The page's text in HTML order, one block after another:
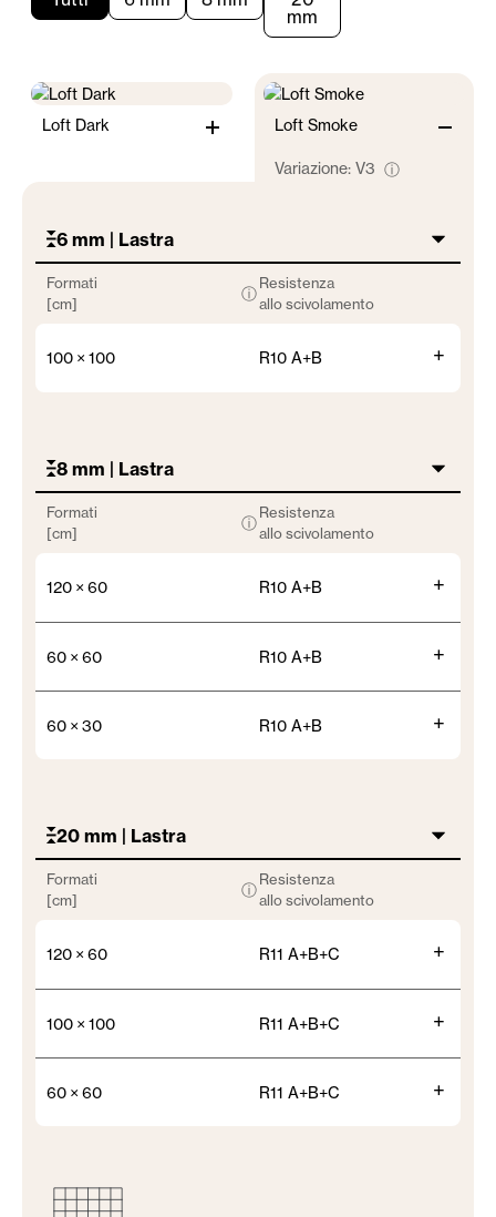
mm
Loft Dark Loft Smoke
Variazione: V3 ⓘ
6 mm | Lastra
Formati
[cm]
Resistenza
allo scivolamento
ⓘ
100 × 100 R10 A+B +
8 mm | Lastra
Formati
[cm]
Resistenza
allo scivolamento
ⓘ
120 × 60 R10 A+B +
60 × 60 R10 A+B +
60 × 30 R10 A+B +
20 mm | Lastra
Formati
[cm]
Resistenza
allo scivolamento
ⓘ
120 × 60 R11 A+B+C +
100 × 100 R11 A+B+C +
60 × 60 R11 A+B+C +